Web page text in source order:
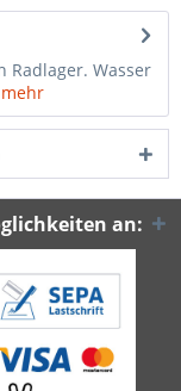
Radlager. Wasser
mehr
an: